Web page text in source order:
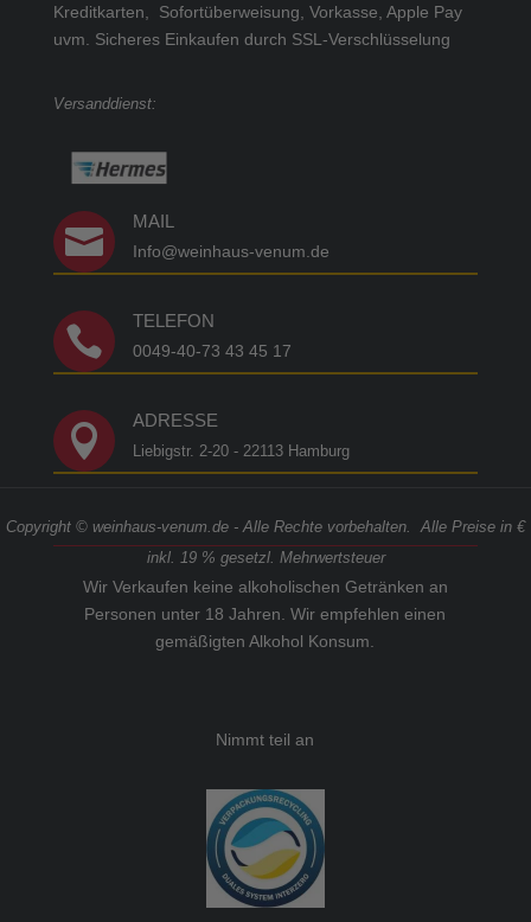
Kreditkarten, Sofortüberweisung, Vorkasse, Apple Pay
uvm. Sicheres Einkaufen durch SSL-Verschlüsselung
Versanddienst:

MAIL
Info@weinhaus-venum.de

TELEFON
0049-40-73 43 45 17

ADRESSE
Liebigstr. 2-20 - 22113 Hamburg
Copyright © weinhaus-venum.de - Alle Rechte vorbehalten. Alle Preise in €
inkl. 19 % gesetzl. Mehrwertsteuer
Wir Verkaufen keine alkoholischen Getränken an
Personen unter 18 Jahren. Wir empfehlen einen
gemäßigten Alkohol Konsum.
Nimmt teil an